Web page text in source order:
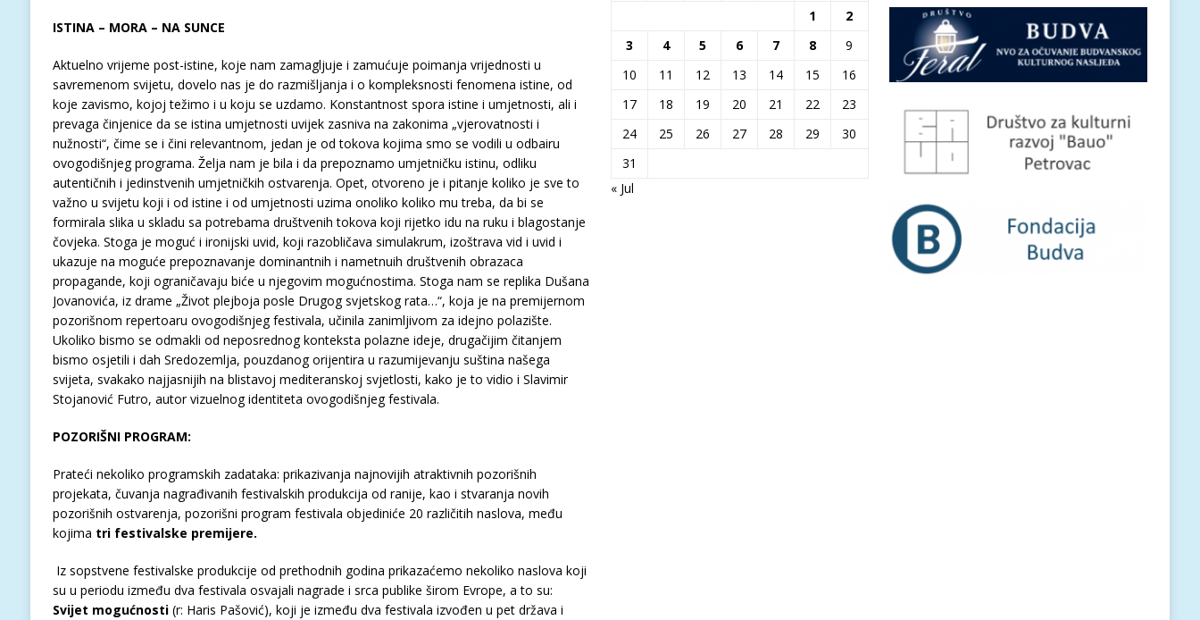
ISTINA – MORA – NA SUNCE
Aktuelno vrijeme post-istine, koje nam zamagljuje i zamućuje poimanja vrijednosti u
savremenom svijetu, dovelo nas je do razmišljanja i o kompleksnosti fenomena istine, od
koje zavismo, kojoj težimo i u koju se uzdamo. Konstantnost spora istine i umjetnosti, ali i
prevaga činjenice da se istina umjetnosti uvijek zasniva na zakonima „vjerovatnosti i
nužnosti“, čime se i čini relevantnom, jedan je od tokova kojima smo se vodili u odbairu
ovogodišnjeg programa. Želja nam je bila i da prepoznamo umjetničku istinu, odliku
autentičnih i jedinstvenih umjetničkih ostvarenja. Opet, otvoreno je i pitanje koliko je sve to
važno u svijetu koji i od istine i od umjetnosti uzima onoliko koliko mu treba, da bi se
formirala slika u skladu sa potrebama društvenih tokova koji rijetko idu na ruku i blagostanje
čovjeka. Stoga je moguć i ironijski uvid, koji razobličava simulakrum, izoštrava vid i uvid i
ukazuje na moguće prepoznavanje dominantnih i nametnuih društvenih obrazaca
propagande, koji ograničavaju biće u njegovim mogućnostima. Stoga nam se replika Dušana
Jovanovića, iz drame „Život plejboja posle Drugog svjetskog rata…“, koja je na premijernom
pozorišnom repertoaru ovogodišnjeg festivala, učinila zanimljivom za idejno polazište.
Ukoliko bismo se odmakli od neposrednog konteksta polazne ideje, drugačijim čitanjem
bismo osjetili i dah Sredozemlja, pouzdanog orijentira u razumijevanju suština našega
svijeta, svakako najjasnijih na blistavoj mediteranskoj svjetlosti, kako je to vidio i Slavimir
Stojanović Futro, autor vizuelnog identiteta ovogodišnjeg festivala.
POZORIŠNI PROGRAM:
Prateći nekoliko programskih zadataka: prikazivanja najnovijih atraktivnih pozorišnih
projekata, čuvanja nagrađivanih festivalskih produkcija od ranije, kao i stvaranja novih
pozorišnih ostvarenja, pozorišni program festivala objediniće 20 različitih naslova, među
kojima tri festivalske premijere.
Iz sopstvene festivalske produkcije od prethodnih godina prikazaćemo nekoliko naslova koji
su u periodu između dva festivala osvajali nagrade i srca publike širom Evrope, a to su:
Svijet mogućnosti(r: Haris Pašović), koji je između dva festivala izvođen u pet država i
1
2
3
4 5 6 7 8
9
10
11 12 13 14 15
16
17
18 19 20 21 22
23
24
25 26 27 28 29
30
31
« Jul